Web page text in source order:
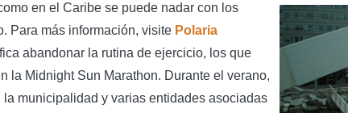
en el Caribe se puede nadar con los
Para más información, visite Polaria
abandonar la rutina de ejercicio, los que
la Midnight Sun Marathon. Durante el verano,
municipalidad y varias entidades asociadas